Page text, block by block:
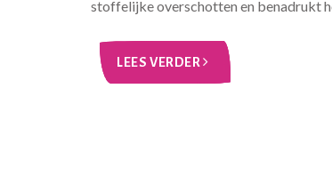
stoffelijke overschotten en benadrukt
LEES VERDER